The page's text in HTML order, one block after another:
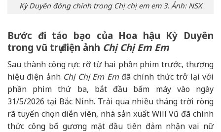
Kỳ Duyên đóng chính trong Chị chị em em 3. Ảnh: NSX
Bước đi táo bạo của Hoa hậu Kỳ Duyên
trong vũ trụ điện ảnh Chị Chị Em Em
Sau thành công rực rỡ từ hai phần phim trước, thương
hiệu điện ảnh Chị Chị Em Emđã chính thức trở lại với
phần phim thứ ba, bắt đầu bấm máy vào ngày
31/5/2026 tại Bắc Ninh. Trải qua nhiều tháng trời ròng
rã tuyển chọn diễn viên, nhà sản xuất Will Vũ đã chính
thức công bố gương mặt đầu tiên đảm nhận vai nữ